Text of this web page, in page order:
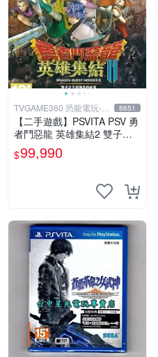
TVGAME360 恐龍電玩-台
中店
8651
【二手遊戲】PSVITA PSV 勇
者鬥惡龍 英雄集結2 雙子之
王與預言的終焉 中文版 DRA
GON QUEST 台中
$99,990